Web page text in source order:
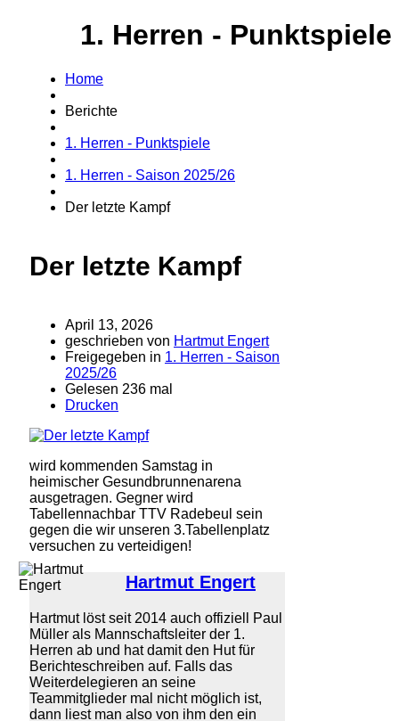
1. Herren - Punktspiele
Home
Berichte
1. Herren - Punktspiele
1. Herren - Saison 2025/26
Der letzte Kampf
Der letzte Kampf
April 13, 2026
geschrieben von Hartmut Engert
Freigegeben in 1. Herren - Saison
2025/26
Gelesen 236 mal
Drucken
wird kommenden Samstag in
heimischer Gesundbrunnenarena
ausgetragen. Gegner wird
Tabellennachbar TTV Radebeul sein
gegen die wir unseren 3.Tabellenplatz
versuchen zu verteidigen!
Hartmut Engert
Hartmut löst seit 2014 auch offiziell Paul
Müller als Mannschaftsleiter der 1.
Herren ab und hat damit den Hut für
Berichteschreiben auf. Falls das
Weiterdelegieren an seine
Teammitglieder mal nicht möglich ist,
dann liest man also von ihm den ein